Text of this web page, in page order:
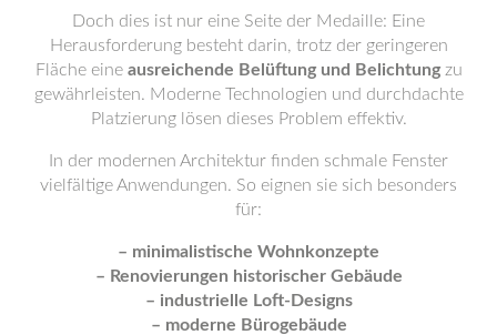
Doch dies ist nur eine Seite der Medaille: Eine
Herausforderung besteht darin, trotz der geringeren
Fläche eine ausreichende Belüftung und Belichtungzu
gewährleisten. Moderne Technologien und durchdachte
Platzierung lösen dieses Problem effektiv.
In der modernen Architektur finden schmale Fenster
vielfältige Anwendungen. So eignen sie sich besonders
für:
– minimalistische Wohnkonzepte
– Renovierungen historischer Gebäude
– industrielle Loft-Designs
– moderne Bürogebäude